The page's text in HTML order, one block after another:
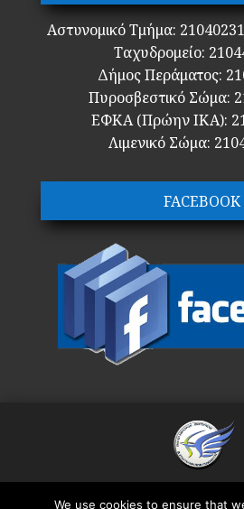
Αστυνομικό Τμήμα:
Ταχυδρομείο:
Δήμος Περάματος:
Πυροσβεστικό Σώμα:
ΕΦΚΑ (Πρώην ΙΚΑ):
Λιμενικό Σώμα:
FACEBOOK
We use cookies to ensure that